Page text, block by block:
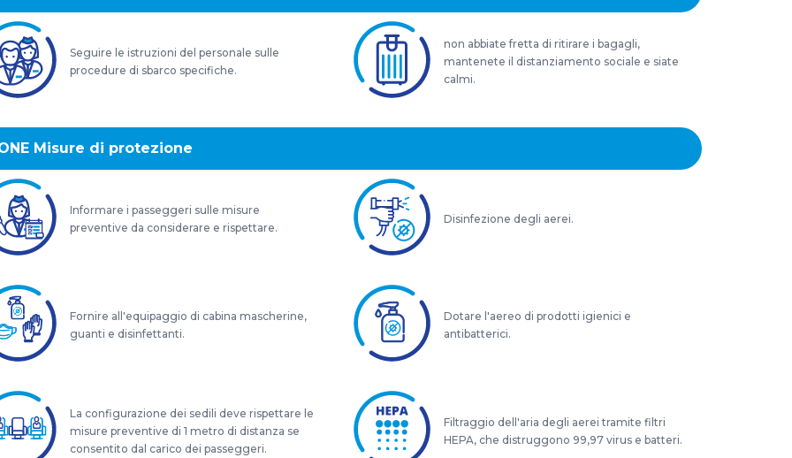
Seguire le istruzioni del personale sulle
procedure di sbarco specifiche.
non abbiate fretta di ritirare i bagagli,
mantenete il distanziamento sociale e siate
calmi.
Misure di protezione
Informare i passeggeri sulle misure
preventive da considerare e rispettare.
Disinfezione degli aerei.
Fornire all'equipaggio di cabina mascherine,
guanti e disinfettanti.
Dotare l'aereo di prodotti igienici e
antibatterici.
La configurazione dei sedili deve rispettare le
misure preventive di 1 metro di distanza se
consentito dal carico dei passeggeri.
Filtraggio dell'aria degli aerei tramite filtri
HEPA, che distruggono 99,97 virus e batteri.